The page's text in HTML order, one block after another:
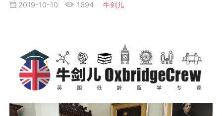
2019-10-10 1694 牛剑儿